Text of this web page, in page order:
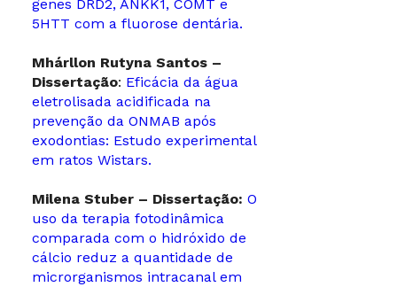
genes DRD2, ANKK1, COMT e
5HTT com a fluorose dentária.
Mhárllon Rutyna Santos –
Dissertação: Eficácia da água
eletrolisada acidificada na
prevenção da ONMAB após
exodontias: Estudo experimental
em ratos Wistars.
Milena Stuber – Dissertação: O
uso da terapia fotodinâmica
comparada com o hidróxido de
cálcio reduz a quantidade de
microrganismos intracanal em